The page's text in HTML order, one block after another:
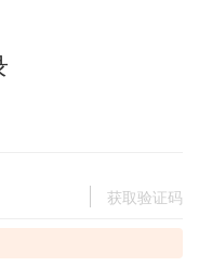
获取验证码